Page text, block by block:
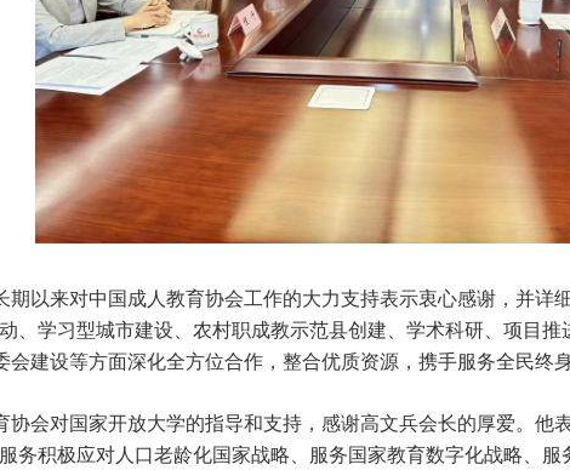
来对中国成人教育协会工作的大力支持表示衷心感谢，并详
、学习型城市建设、农村职成教示范县创建、学术科研、项目
建设等方面深化全方位合作，整合优质资源，携手服务全民终身
对国家开放大学的指导和支持，感谢高文兵会长的厚爱。他
务积极应对人口老龄化国家战略、服务国家教育数字化战略、